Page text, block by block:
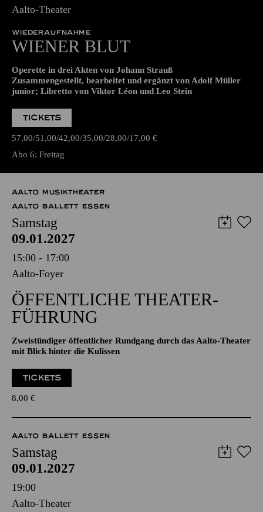
Aalto-Theater
WIEDERAUFNAHME
WIENER BLUT
Operette in drei Akten von Johann Strauß
Zusammengestellt, bearbeitet und ergänzt von Adolf Müller
junior; Libretto von Viktor Léon und Leo Stein
TICKETS
57,00 51,00 42,00 35,00 28,00 17,00 €
Abo 6: Freitag
AALTO MUSIKTHEATER
AALTO BALLETT ESSEN
Samstag
09.01.2027
15:00 - 17:00
Aalto-Foyer
ÖFFENTLICHE THEATER­
FÜHRUNG
Zweistündiger öffentlicher Rundgang durch das Aalto-Theater
mit Blick hinter die Kulissen
TICKETS
8,00 €
AALTO BALLETT ESSEN
Samstag
09.01.2027
19:00
Aalto-Theater